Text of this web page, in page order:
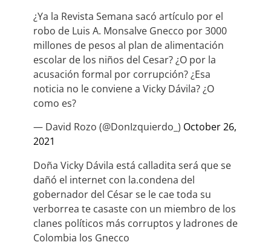
¿Ya la Revista Semana sacó artículo por el
robo de Luis A. Monsalve Gnecco por 3000
millones de pesos al plan de alimentación
escolar de los niños del Cesar? ¿O por la
acusación formal por corrupción? ¿Esa
noticia no le conviene a Vicky Dávila? ¿O
como es?
— David Rozo (@DonIzquierdo_) October 26,
2021
Doña Vicky Dávila está calladita será que se
dañó el internet con la.condena del
gobernador del César se le cae toda su
verborrea te casaste con un miembro de los
clanes políticos más corruptos y ladrones de
Colombia los Gnecco